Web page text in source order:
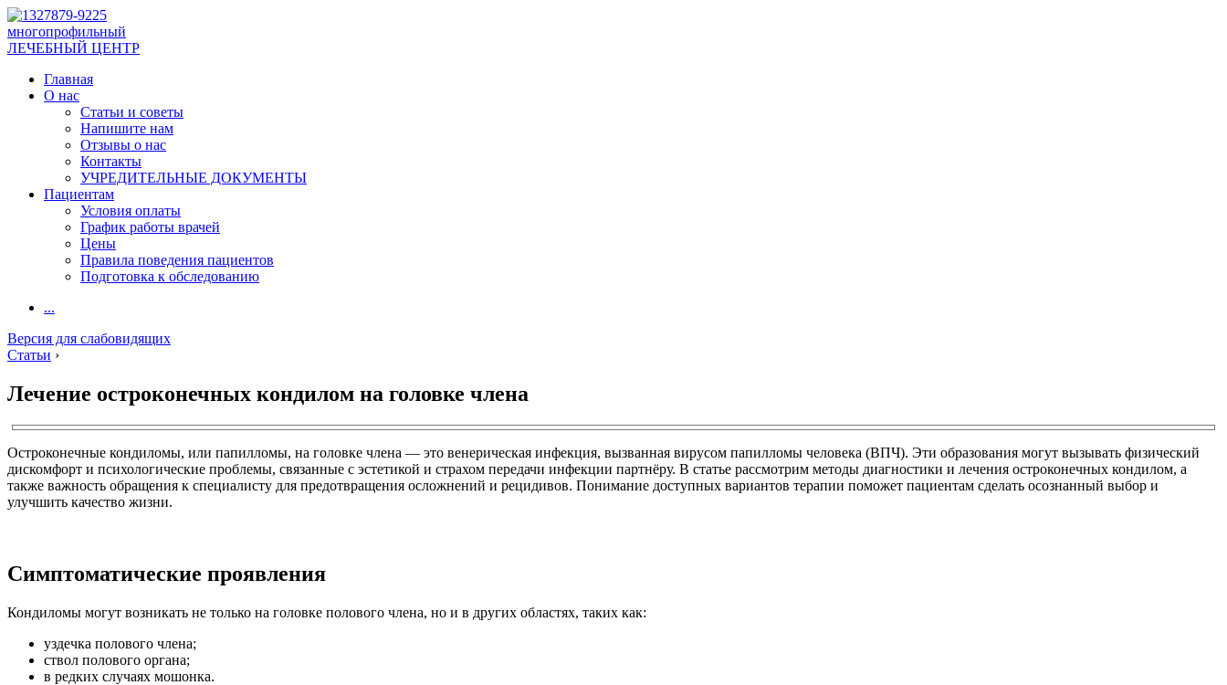
многопрофильный
ЛЕЧЕБНЫЙ ЦЕНТР
Главная
О нас
Статьи и советы
Напишите нам
Отзывы о нас
Контакты
УЧРЕДИТЕЛЬНЫЕ ДОКУМЕНТЫ
Пациентам
Условия оплаты
График работы врачей
Цены
Правила поведения пациентов
Подготовка к обследованию
...
Версия для слабовидящих
Статьи ›
Лечение остроконечных кондилом на головке члена
Остроконечные кондиломы, или папилломы, на головке члена — это венерическая инфекция, вызванная вирусом папилломы человека (ВПЧ). Эти образования могут вызывать физический
дискомфорт и психологические проблемы, связанные с эстетикой и страхом передачи инфекции партнёру. В статье рассмотрим методы диагностики и лечения остроконечных кондилом, а
также важность обращения к специалисту для предотвращения осложнений и рецидивов. Понимание доступных вариантов терапии поможет пациентам сделать осознанный выбор и
улучшить качество жизни.
Симптоматические проявления
Кондиломы могут возникать не только на головке полового члена, но и в других областях, таких как:
уздечка полового члена;
ствол полового органа;
в редких случаях мошонка.